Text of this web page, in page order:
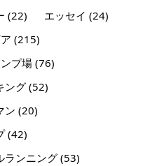
(22) エッセイ (24)
(215)
プ場(76)
ング(52)
ン (20)
(42)
ランニング(53)